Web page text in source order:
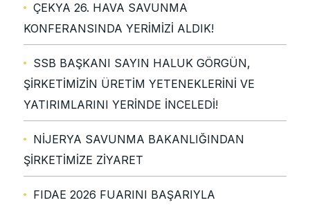
ÇEKYA 26. HAVA SAVUNMA
KONFERANSINDA YERİMİZİ ALDIK!
SSB BAŞKANI SAYIN HALUK GÖRGÜN,
ŞİRKETİMİZİN ÜRETİM YETENEKLERİNİ VE
YATIRIMLARINI YERİNDE İNCELEDİ!
NİJERYA SAVUNMA BAKANLIĞINDAN
ŞİRKETİMİZE ZİYARET
FIDAE 2026 FUARINI BAŞARIYLA